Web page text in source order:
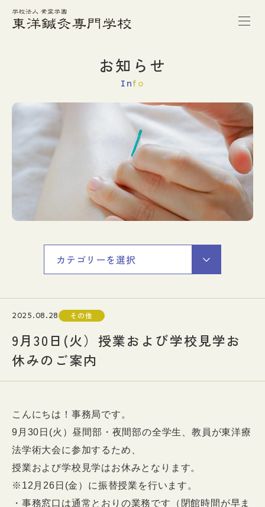
学校案内
学科紹介
キャンパスライフ
進路・就職
イベント
お知らせ
お問い合わせ
個人情報保護方針
対象者別
お知らせ
Info
2025.08.28 その他
9月30日(火）授業および学校見学お
休みのご案内
こんにちは！事務局です。
9月30日(火）昼間部・夜間部の全学生、教員が東洋療
法学術大会に参加するため、
授業および学校見学はお休みとなります。
※12月26日(金）に振替授業を行います。
・事務窓口は通常とおりの業務です（閉館時間が早ま